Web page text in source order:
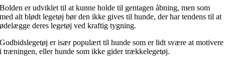
Bolden er udviklet til at kunne holde til gentagen åbning, men som
med alt blødt legetøj bør den ikke gives til hunde, der har tendens til at
ødelægge deres legetøj ved kraftig tygning.
Godbidslegetøj er især populært til hunde som er lidt svære at motivere
i træningen, eller hunde som ikke gider trækkelegetøj.